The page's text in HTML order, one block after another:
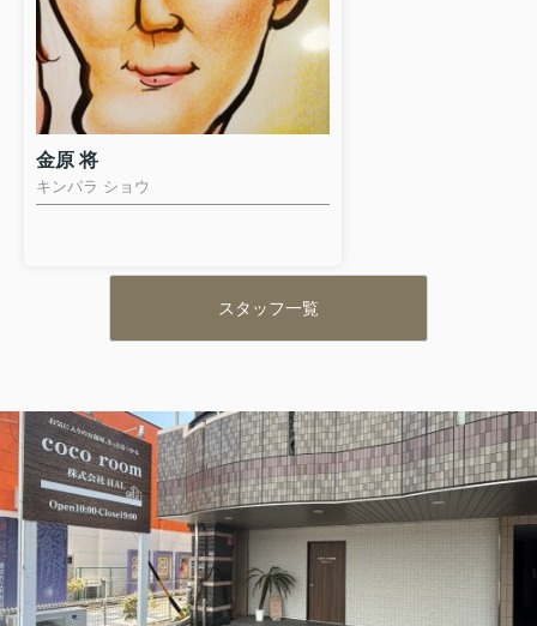
金原 将
キンパラ ショウ
スタッフ一覧